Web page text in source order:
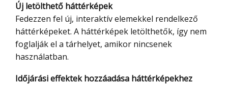
Új letölthető háttérképek
Fedezzen fel új, interaktív elemekkel rendelkező
háttérképeket. A háttérképek letölthetők, így nem
foglalják el a tárhelyet, amikor nincsenek
használatban.
Időjárási effektek hozzáadása háttérképekhez